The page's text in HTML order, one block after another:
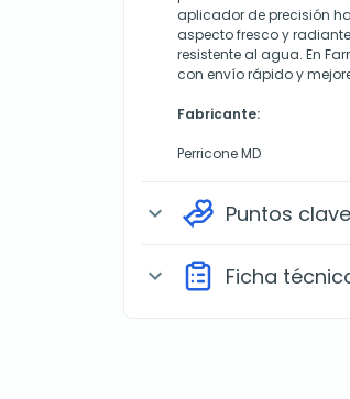
aplicador de precisión
aspecto fresco y
resistente al agua. En
con envío rápido y
Fabricante:
Perricone MD
expand_more Puntos clave
expand_more Ficha